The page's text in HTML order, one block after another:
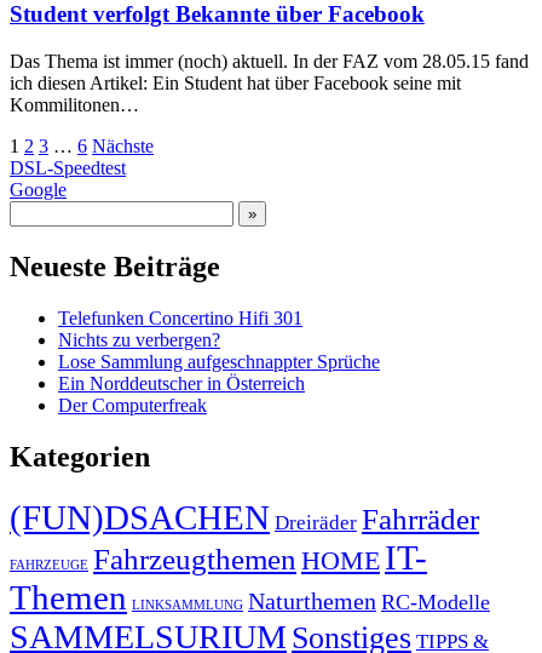
Student verfolgt Bekannte über Facebook
Das Thema ist immer (noch) aktuell. In der FAZ vom 28.05.15 fand
ich diesen Artikel: Ein Student hat über Facebook seine mit
Kommilitonen…
Seitennummerierung
der
1 2 3 … 6 Nächste
DSL-Speedtest
Google
Neueste Beiträge
Telefunken Concertino Hifi 301
Nichts zu verbergen?
Lose Sammlung aufgeschnappter Sprüche
Ein Norddeutscher in Österreich
Der Computerfreak
Kategorien
(FUN)DSACHEN Dreiräder Fahrräder
FAHRZEUGE Fahrzeugthemen HOME IT-
Themen LINKSAMMLUNG Naturthemen RC-Modelle
SAMMELSURIUM Sonstiges TIPPS &